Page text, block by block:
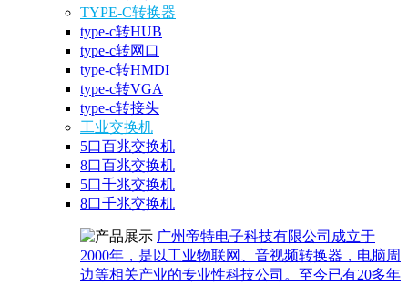
TYPE-C转换器
type-c转HUB
type-c转网口
type-c转HMDI
type-c转VGA
type-c转接头
工业交换机
5口百兆交换机
8口百兆交换机
5口千兆交换机
8口千兆交换机
广州帝特电子科技有限公司成立于
2000年，是以工业物联网、音视频转换器，电脑周
边等相关产业的专业性科技公司。至今已有20多年